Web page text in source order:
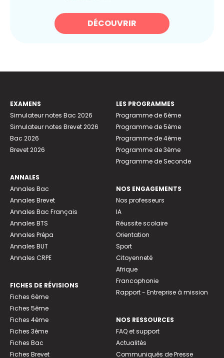
DÉCOUVRIR
EXAMENS
Simulateur notes Bac 2026
Simulateur notes Brevet 2026
Bac 2026
Brevet 2026
ANNALES
Annales Bac
Annales Brevet
Annales Bac Français
Annales BTS
Annales Prépa
Annales BUT
Annales CRPE
FICHES DE RÉVISIONS
Fiches 6ème
Fiches 5ème
Fiches 4ème
Fiches 3ème
Fiches Bac
Fiches Brevet
LES PROGRAMMES
Programme de 6ème
Programme de 5ème
Programme de 4ème
Programme de 3ème
Programme de Seconde
NOS ENGAGEMENTS
Nos professeurs
IA
Réussite scolaire
Orientation
Sport
Citoyenneté
Afrique
Francophonie
Rapport - Entreprise à mission
NOS RESSOURCES
FAQ et support
Actualités
Communiqués de Presse